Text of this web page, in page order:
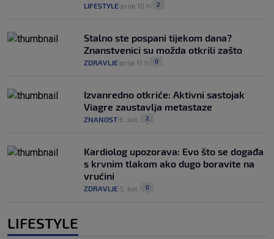
LIFESTYLE prije 10 h 2
Stalno ste pospani tijekom dana?
Znanstvenici su možda otkrili zašto
ZDRAVLJE prije 11 h 0
Izvanredno otkriće: Aktivni sastojak
Viagre zaustavlja metastaze
ZNANOST 6. kol. 2
Kardiolog upozorava: Evo što se događa
s krvnim tlakom ako dugo boravite na
vrućini
ZDRAVLJE 5. kol. 0
LIFESTYLE